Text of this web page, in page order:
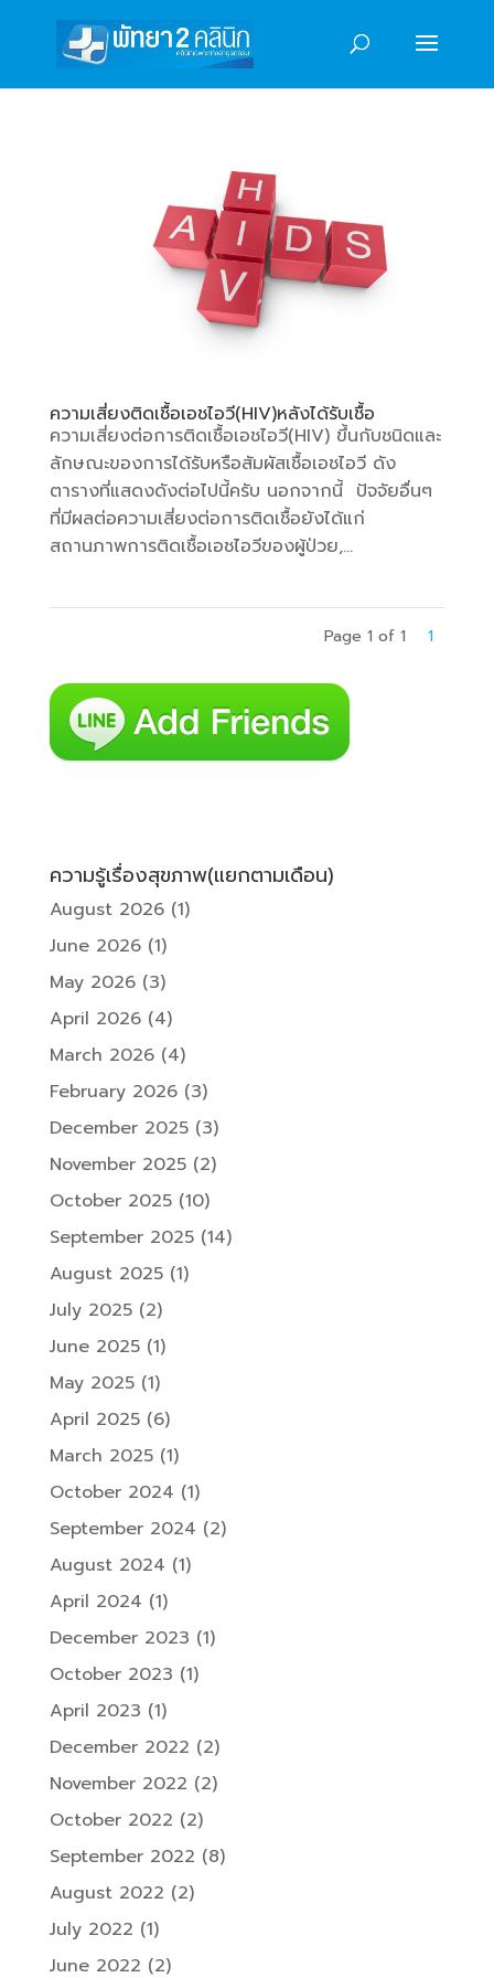
ความเสี่ยงติดเชื้อเอชไอวี(HIV)หลังได้รับเชื้อ
ความเสี่ยงต่อการติดเชื้อเอชไอวี(HIV) ขึ้นกับชนิดและ
ลักษณะของการได้รับหรือสัมผัสเชื้อเอชไอวี ดัง
ตารางที่แสดงดังต่อไปนี้ครับ นอกจากนี้ ปัจจัยอื่นๆ
ที่มีผลต่อความเสี่ยงต่อการติดเชื้อยังได้แก่
สถานภาพการติดเชื้อเอชไอวีของผู้ป่วย,...
Page 1 of 1 1
ความรู้เรื่องสุขภาพ(แยกตามเดือน)
August 2026(1)
June 2026(1)
May 2026(3)
April 2026(4)
March 2026(4)
February 2026(3)
December 2025(3)
November 2025(2)
October 2025(10)
September 2025(14)
August 2025(1)
July 2025(2)
June 2025(1)
May 2025(1)
April 2025(6)
March 2025(1)
October 2024 (1)
September 2024 (2)
August 2024 (1)
April 2024 (1)
December 2023 (1)
October 2023 (1)
April 2023 (1)
December 2022 (2)
November 2022 (2)
October 2022 (2)
September 2022 (8)
August 2022 (2)
July 2022 (1)
June 2022 (2)